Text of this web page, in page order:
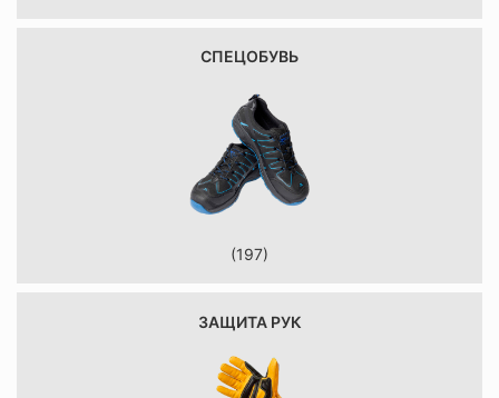
СПЕЦОБУВЬ
(197)
ЗАЩИТА РУК